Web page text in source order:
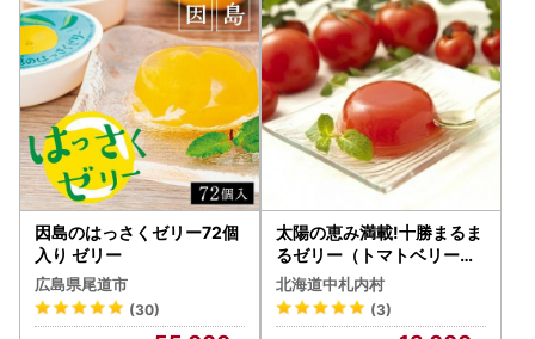
因島のはっさくゼリー72個
入り ゼリー
広島県尾道市
(30)
太陽の恵み満載!十勝まるま
るゼリー（トマトベリー）
とカラフルなミニトマトゼ
リー10個セット[E1-3B]
北海道中札内村
(3)